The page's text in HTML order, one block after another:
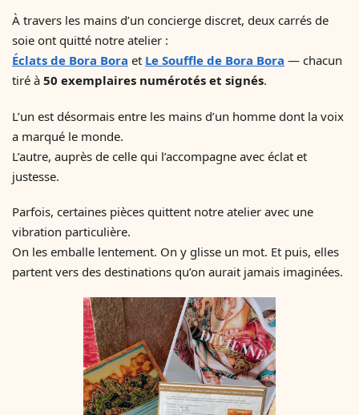
À travers les mains d’un concierge discret, deux carrés de
soie ont quitté notre atelier :
Éclats de Bora Bora et Le Souffle de Bora Bora — chacun
tiré à 50 exemplaires numérotés et signés.
L’un est désormais entre les mains d’un homme dont la voix
a marqué le monde.
L’autre, auprès de celle qui l’accompagne avec éclat et
justesse.
Parfois, certaines pièces quittent notre atelier avec une
vibration particulière.
On les emballe lentement. On y glisse un mot. Et puis, elles
partent vers des destinations qu’on aurait jamais imaginées.